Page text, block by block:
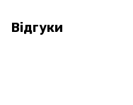
Відгуки